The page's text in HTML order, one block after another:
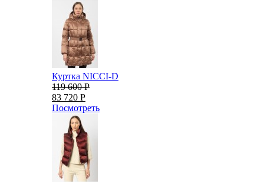
Куртка NICCI-D
119 600 Р
83 720 Р
Посмотреть